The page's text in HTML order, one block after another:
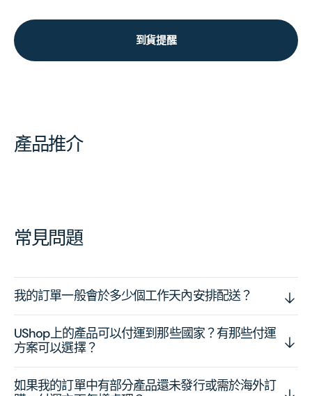
到貨提醒
產品推介
常見問題
我的訂單一般會於多少個工作天內安排配送？
UShop上的產品可以付運到那些國家？有那些付運
方案可以選擇？
如果我的訂單中有部分產品還未發行或需於海外訂